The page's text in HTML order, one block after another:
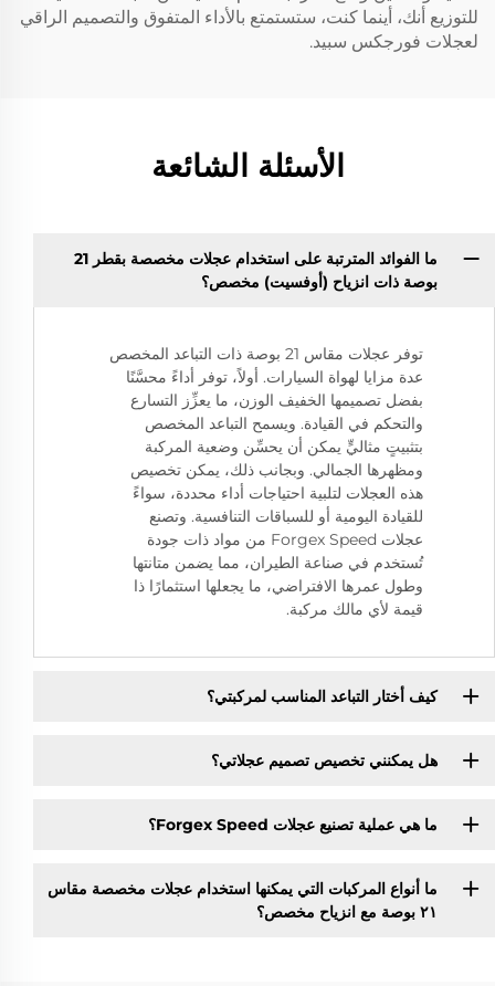
للتوزيع أنك، أينما كنت، ستستمتع بالأداء المتفوق والتصميم الراقي
لعجلات فورجكس سبيد.
الأسئلة الشائعة
ما الفوائد المترتبة على استخدام عجلات مخصصة بقطر 21
بوصة ذات انزياح (أوفسيت) مخصص؟
توفر عجلات مقاس 21 بوصة ذات التباعد المخصص
عدة مزايا لهواة السيارات. أولاً، توفر أداءً محسَّنًا
بفضل تصميمها الخفيف الوزن، ما يعزِّز التسارع
والتحكم في القيادة. ويسمح التباعد المخصص
بتثبيتٍ مثاليٍّ يمكن أن يحسِّن وضعية المركبة
ومظهرها الجمالي. وبجانب ذلك، يمكن تخصيص
هذه العجلات لتلبية احتياجات أداء محددة، سواءً
للقيادة اليومية أو للسباقات التنافسية. وتصنع
عجلات Forgex Speed من مواد ذات جودة
تُستخدم في صناعة الطيران، مما يضمن متانتها
وطول عمرها الافتراضي، ما يجعلها استثمارًا ذا
قيمة لأي مالك مركبة.
كيف أختار التباعد المناسب لمركبتي؟
هل يمكنني تخصيص تصميم عجلاتي؟
ما هي عملية تصنيع عجلات Forgex Speed؟
ما أنواع المركبات التي يمكنها استخدام عجلات مخصصة مقاس
٢١ بوصة مع انزياح مخصص؟